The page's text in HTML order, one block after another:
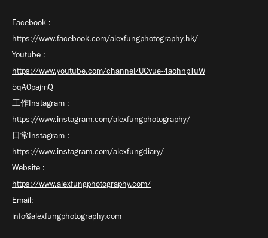
---------------------------
Facebook :
https://www.facebook.com/alexfungphotography.hk/
Youtube :
https://www.youtube.com/channel/UCvue-4aohnpTuW
5qA0pajmQ
工作Instagram :
https://www.instagram.com/alexfungphotography/
日常Instagram：
https://www.instagram.com/alexfungdiary/
Website :
https://www.alexfungphotography.com/
Email:
info@alexfungphotography.com
-